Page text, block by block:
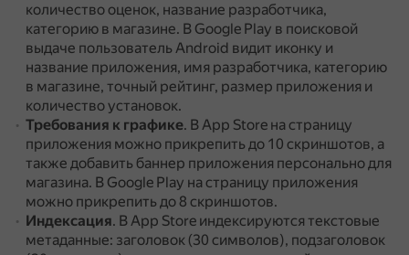
количество оценок, название разработчика,
категорию в магазине. В Google Play в поисковой
выдаче пользователь Android видит иконку и
название приложения, имя разработчика, категорию
в магазине, точный рейтинг, размер приложения и
количество установок.
Требования к графике. В App Store на страницу
приложения можно прикрепить до 10 скриншотов, а
также добавить баннер приложения персонально для
магазина. В Google Play на страницу приложения
можно прикрепить до 8 скриншотов.
Индексация. В App Store индексируются текстовые
метаданные: заголовок (30 символов), подзаголовок